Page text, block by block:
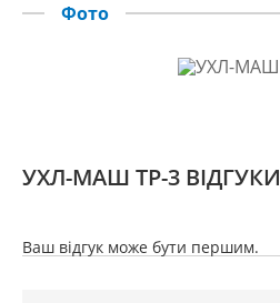
Фото
УХЛ-МАШ ТР-3 ВІДГУКИ
Ваш відгук може бути першим.